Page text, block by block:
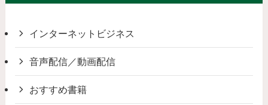
インターネットビジネス
音声配信／動画配信
おすすめ書籍